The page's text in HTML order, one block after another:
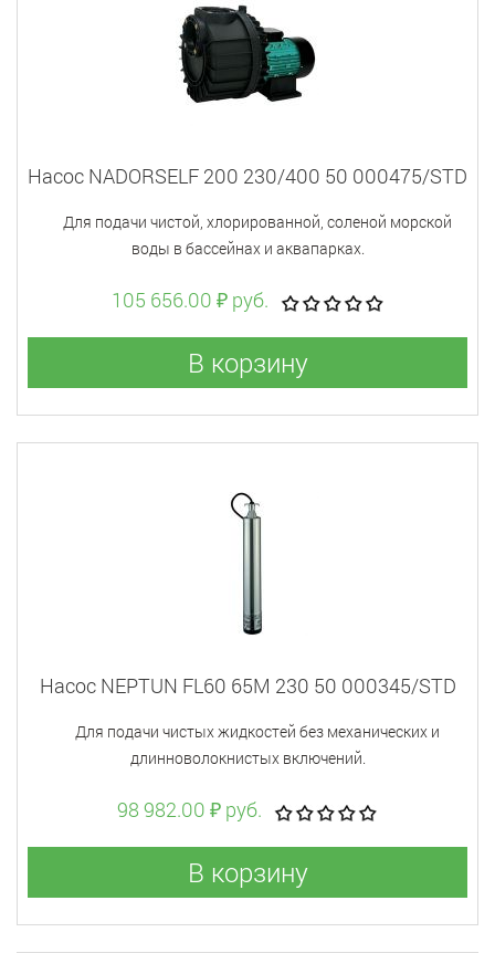
Насос NADORSELF 200 230/400 50 000475/STD
Для подачи чистой, хлорированной, соленой морской
воды в бассейнах и аквапарках.
105 656.00 ₽ руб.
В корзину
Насос NEPTUN FL60 65M 230 50 000345/STD
Для подачи чистых жидкостей без механических и
длинноволокнистых включений.
98 982.00 ₽ руб.
В корзину